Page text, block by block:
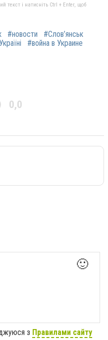
текст і натисніть Ctrl + Enter, щоб
#новости
#Слов’янськ
#война в Украине
0,0
🙂
з Правилами сайту